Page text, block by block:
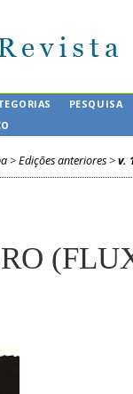
PESQUISA
>Edições anteriores >v.